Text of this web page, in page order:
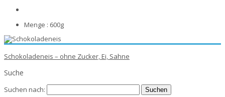
Menge : 600g
Schokoladeneis – ohne Zucker, Ei, Sahne
Suche
Suchen nach: